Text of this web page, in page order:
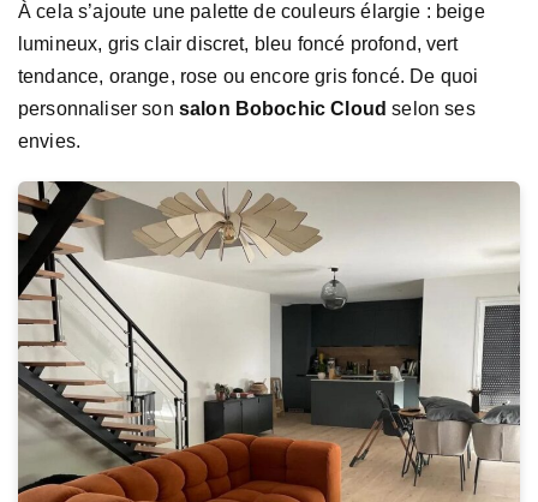
À cela s’ajoute une palette de couleurs élargie : beige
lumineux, gris clair discret, bleu foncé profond, vert
tendance, orange, rose ou encore gris foncé. De quoi
personnaliser son salon Bobochic Cloud selon ses
envies.